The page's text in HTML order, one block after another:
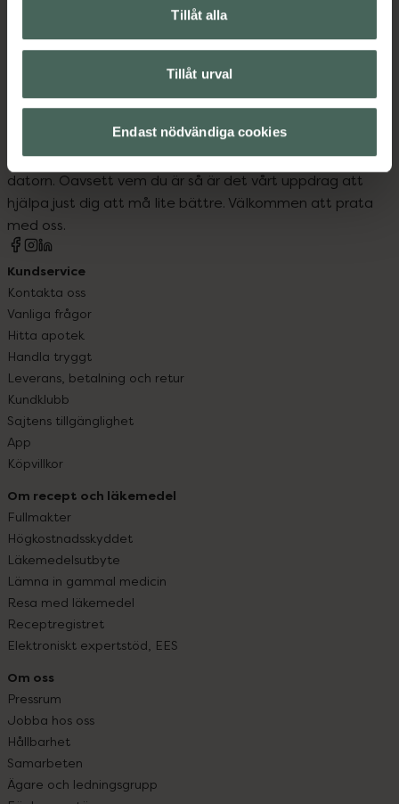
Tillåt alla
Tillåt urval
Endast nödvändiga cookies
Kronans Apotek finns här för dig. Du hittar oss från Skåne i
syd till Lappland i norr, och online i mobilen och på
datorn. Oavsett vem du är så är det vårt uppdrag att
hjälpa just dig att må lite bättre. Välkommen att prata
med oss.
Kundservice
Kontakta oss
Vanliga frågor
Hitta apotek
Handla tryggt
Leverans, betalning och retur
Kundklubb
Sajtens tillgänglighet
App
Köpvillkor
Om recept och läkemedel
Fullmakter
Högkostnadsskyddet
Läkemedelsutbyte
Lämna in gammal medicin
Resa med läkemedel
Receptregistret
Elektroniskt expertstöd, EES
Om oss
Pressrum
Jobba hos oss
Hållbarhet
Samarbeten
Ägare och ledningsgrupp